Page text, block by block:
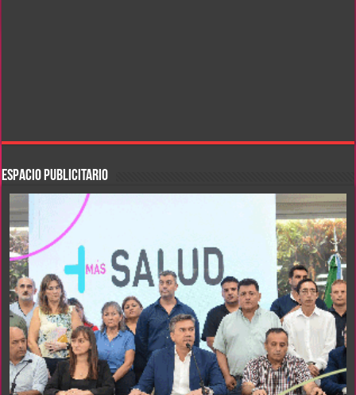
ESPACIO PUBLICITARIO